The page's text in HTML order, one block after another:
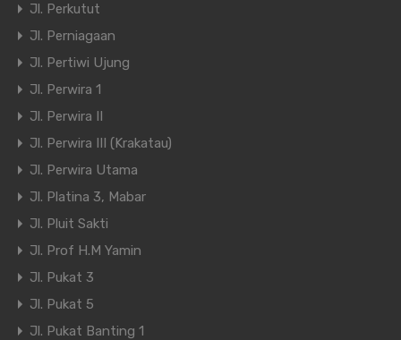
Jl. Perkutut
Jl. Perniagaan
Jl. Pertiwi Ujung
Jl. Perwira 1
Jl. Perwira II
Jl. Perwira III (Krakatau)
Jl. Perwira Utama
Jl. Platina 3, Mabar
Jl. Pluit Sakti
Jl. Prof H.M Yamin
Jl. Pukat 3
Jl. Pukat 5
Jl. Pukat Banting 1